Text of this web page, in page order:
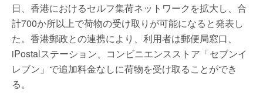
日、香港におけるセルフ集荷ネットワークを拡大し、合
計700か所以上で荷物の受け取りが可能になると発表し
た。香港郵政との連携により、利用者は郵便局窓口、
iPostalステーション、コンビニエンスストア「セブンイ
レブン」で追加料金なしに荷物を受け取ることができ
る。